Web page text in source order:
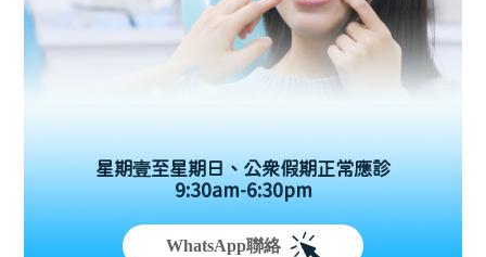
星期壹至星期日、公眾假期正常應診
9:30am-6:30pm
WhatsApp聯絡